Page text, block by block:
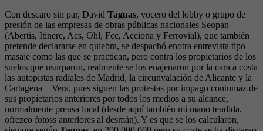
Con descaro sin par, David Taguas, vocero del lobby o grupo de
presión de las empresas de obras públicas nacionales Seopan
(Abertis, Itinere, Acs, Ohl, Fcc, Acciona y Ferrovial), que también
pretende declararse en quiebra, se despachó enotra entrevista tipo
masaje como las que se practican, pero contra los propietarios de los
suelos que usurparon, realmente se los enajenaron por la cara a costa
las autopistas radiales de Madrid, la circunvalación de Alicante y la
Cartagena – Vera, pues siguen las protestas por impago contumaz de
sus propietarios anteriores por todos los medios a su alcance,
normalmente prensa local (desde aquí también mi mano tendida,
ofrezco fotoss anteriores al desmán). Y es que se los calcularon,